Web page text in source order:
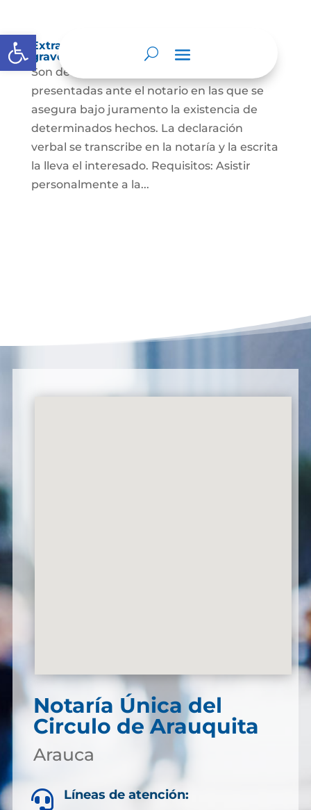
Abrir barra de herramientas
Extra-proceso o declaración bajo la
gravedad de juramento
Son declaraciones verbales o escritas
presentadas ante el notario en las que se
asegura bajo juramento la existencia de
determinados hechos. La declaración
verbal se transcribe en la notaría y la escrita
la lleva el interesado. Requisitos: Asistir
personalmente a la...
Notaría Única del
Circulo de Arauquita
Arauca
 Líneas de atención: